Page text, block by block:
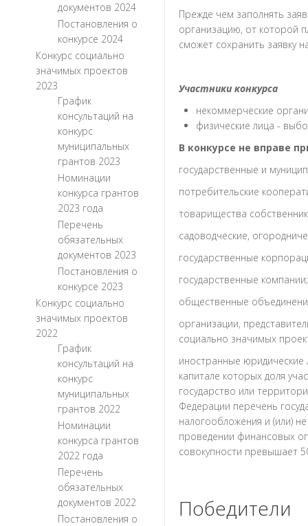
документов 2024
Постановления о
конкурсе 2024
Конкурс социально
значимых проектов
2023
График
консультаций на
конкурс
муниципальных
грантов 2023
Номинации
конкурса грантов
2023 года
Перечень
обязательных
документов 2023
Постановления о
конкурсе 2023
Конкурс социально
значимых проектов
2022
График
консультаций на
конкурс
муниципальных
грантов 2022
Номинации
конкурса грантов
2022 года
Перечень
обязательных
документов 2022
Постановления о
Прежде чем заполнять
организацию, от которой
сможет сохранить заявку
Участники конкурса
некоммерческие
физические лица -
В конкурсе не вправе
государственные и
потребительские
товарищества
садоводческие,
государственные
государственные компании;
общественные
организации,
социально значимых
иностранные юридические
капитале которых доля
государство или
Федерации перечень
налогообложения и (или)
проведении финансовых
совокупности превышает
Победители